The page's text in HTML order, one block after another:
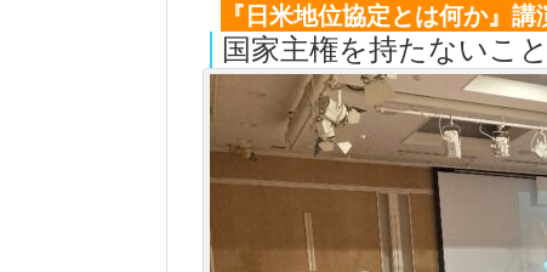
『日米地位協定とは何か』
国家主権を持たないこ